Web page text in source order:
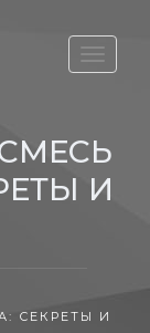
И
СЕКРЕТЫ И